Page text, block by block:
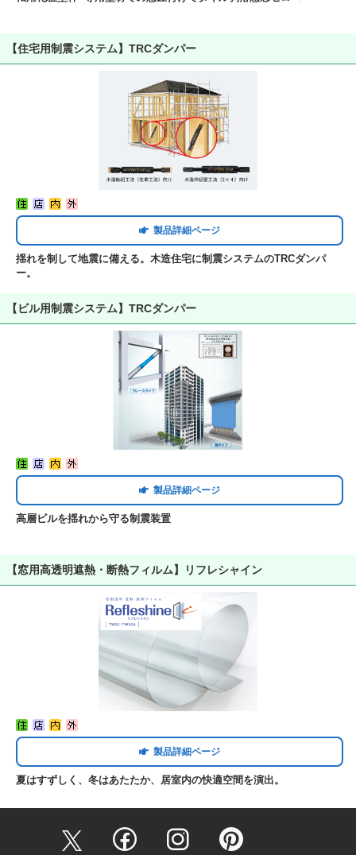
【住宅用制震システム】TRCダンパー
製品詳細ページ
揺れを制して地震に備える。木造住宅に制震システムのTRCダンパ
ー。
【ビル用制震システム】TRCダンパー
製品詳細ページ
高層ビルを揺れから守る制震装置
【窓用高透明遮熱・断熱フィルム】リフレシャイン
製品詳細ページ
夏はすずしく、冬はあたたか、居室内の快適空間を演出。